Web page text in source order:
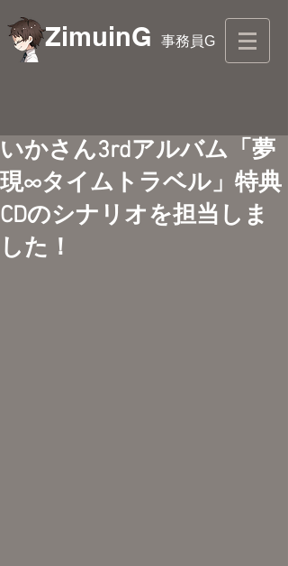
ZimuinG 事務員G
いかさん3rdアルバム「夢
現∞タイムトラベル」特典
CDのシナリオを担当しま
した！